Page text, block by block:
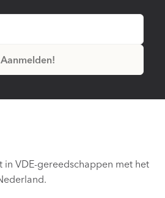
in VDE-gereedschappen met het